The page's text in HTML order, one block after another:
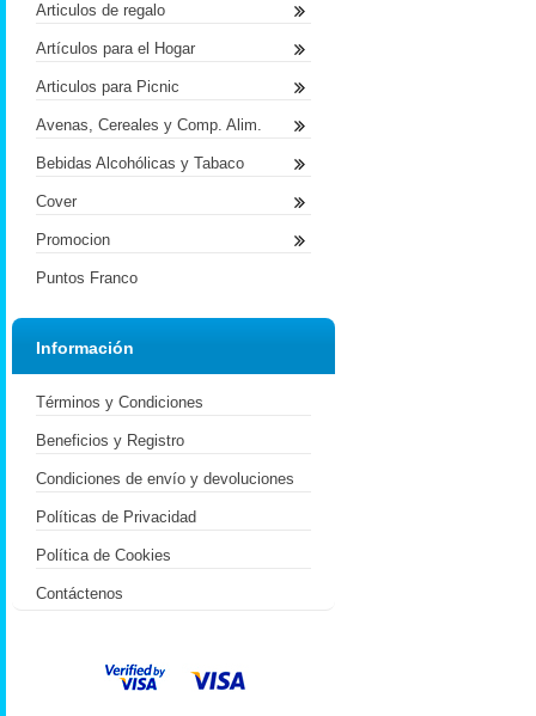
Articulos de regalo
Artículos para el Hogar
Articulos para Picnic
Avenas, Cereales y Comp. Alim.
Bebidas Alcohólicas y Tabaco
Cover
Promocion
Puntos Franco
Información
Términos y Condiciones
Beneficios y Registro
Condiciones de envío y devoluciones
Políticas de Privacidad
Política de Cookies
Contáctenos